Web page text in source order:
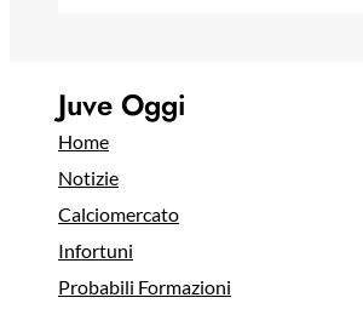
Juve Oggi
Home
Notizie
Calciomercato
Infortuni
Probabili Formazioni